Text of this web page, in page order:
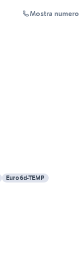
Mostra numero
Euro 6d-TEMP